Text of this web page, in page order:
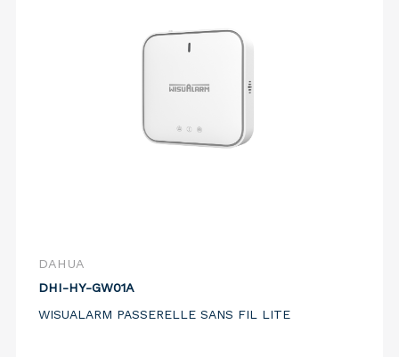
DAHUA
DHI-HY-GW01A
WISUALARM PASSERELLE SANS FIL LITE